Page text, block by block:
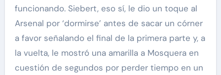
funcionando. Siebert, eso sí, le dio un toque al
Arsenal por ‘dormirse’ antes de sacar un córner
a favor señalando el final de la primera parte y, a
la vuelta, le mostró una amarilla a Mosquera en
cuestión de segundos por perder tiempo en un